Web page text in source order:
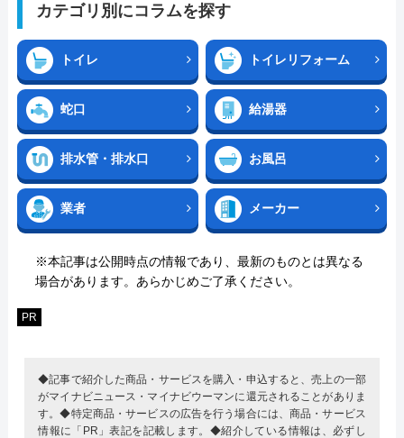
カテゴリ別にコラムを探す
トイレ トイレリフォーム
蛇口 給湯器
排水管・排水口 お風呂
業者 メーカー
※本記事は公開時点の情報であり、最新のものとは異なる
場合があります。あらかじめご了承ください。
PR
◆記事で紹介した商品・サービスを購入・申込すると、売上の一部
がマイナビニュース・マイナビウーマンに還元されることがありま
す。◆特定商品・サービスの広告を行う場合には、商品・サービス
情報に「PR」表記を記載します。◆紹介している情報は、必ずし